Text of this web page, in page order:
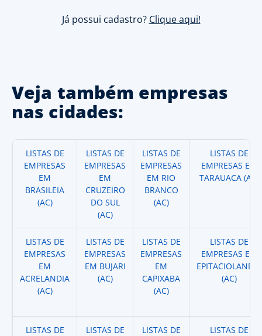
Já possui cadastro? Clique aqui!
Veja também empresas
nas cidades:
LISTAS DE
EMPRESAS
EM
BRASILEIA
(AC)
LISTAS DE
EMPRESAS
EM
CRUZEIRO
DO SUL
(AC)
LISTAS DE
EMPRESAS
EM RIO
BRANCO
(AC)
LISTAS DE
EMPRESAS EM
TARAUACA (AC)
LISTAS DE
EMPRESAS
EM
ACRELANDIA
(AC)
LISTAS DE
EMPRESAS
EM BUJARI
(AC)
LISTAS DE
EMPRESAS
EM
CAPIXABA
(AC)
LISTAS DE
EMPRESAS EM
EPITACIOLANDIA
(AC)
LISTAS DE
LISTAS DE
LISTAS DE
LISTAS DE